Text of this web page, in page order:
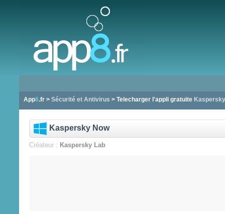
App8.fr > Sécurité et Antivirus > Telecharger l'appli gratuite
Kaspersky Now
Créateur : Kaspersky Lab